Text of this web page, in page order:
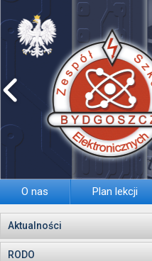
O nas Plan lekcji
Aktualności
RODO